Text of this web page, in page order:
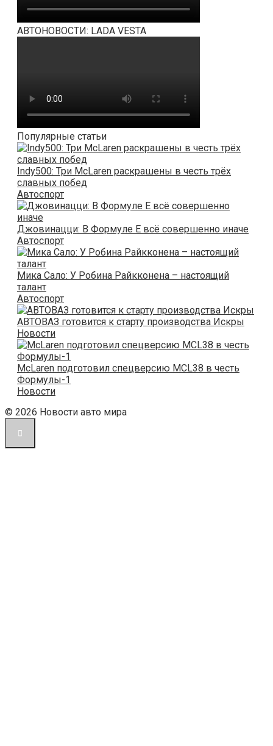
АВТОНОВОСТИ: LADA VESTA
Популярные статьи
Indy500: Три McLaren раскрашены в честь трёх
славных побед
Автоспорт
Джовинацци: В Формуле Е всё совершенно иначе
Автоспорт
Мика Сало: У Робина Райкконена – настоящий
талант
Автоспорт
АВТОВАЗ готовится к старту производства Искры
Новости
McLaren подготовил спецверсию MCL38 в честь
Формулы-1
Новости
© 2026 Новости авто мира